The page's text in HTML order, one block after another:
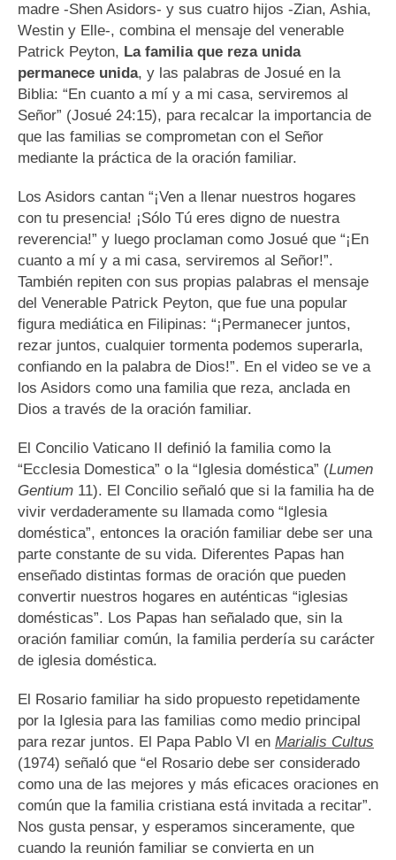
madre -Shen Asidors- y sus cuatro hijos -Zian, Ashia,
Westin y Elle-, combina el mensaje del venerable
Patrick Peyton, La familia que reza unida
permanece unida, y las palabras de Josué en la
Biblia: “En cuanto a mí y a mi casa, serviremos al
Señor” (Josué 24:15), para recalcar la importancia de
que las familias se comprometan con el Señor
mediante la práctica de la oración familiar.
Los Asidors cantan “¡Ven a llenar nuestros hogares
con tu presencia! ¡Sólo Tú eres digno de nuestra
reverencia!” y luego proclaman como Josué que “¡En
cuanto a mí y a mi casa, serviremos al Señor!”.
También repiten con sus propias palabras el mensaje
del Venerable Patrick Peyton, que fue una popular
figura mediática en Filipinas: “¡Permanecer juntos,
rezar juntos, cualquier tormenta podemos superarla,
confiando en la palabra de Dios!”. En el video se ve a
los Asidors como una familia que reza, anclada en
Dios a través de la oración familiar.
El Concilio Vaticano II definió la familia como la
“Ecclesia Domestica” o la “Iglesia doméstica” (Lumen
Gentium 11). El Concilio señaló que si la familia ha de
vivir verdaderamente su llamada como “Iglesia
doméstica”, entonces la oración familiar debe ser una
parte constante de su vida. Diferentes Papas han
enseñado distintas formas de oración que pueden
convertir nuestros hogares en auténticas “iglesias
domésticas”. Los Papas han señalado que, sin la
oración familiar común, la familia perdería su carácter
de iglesia doméstica.
El Rosario familiar ha sido propuesto repetidamente
por la Iglesia para las familias como medio principal
para rezar juntos. El Papa Pablo VI en Marialis Cultus
(1974) señaló que “el Rosario debe ser considerado
como una de las mejores y más eficaces oraciones en
común que la familia cristiana está invitada a recitar”.
Nos gusta pensar, y esperamos sinceramente, que
cuando la reunión familiar se convierta en un